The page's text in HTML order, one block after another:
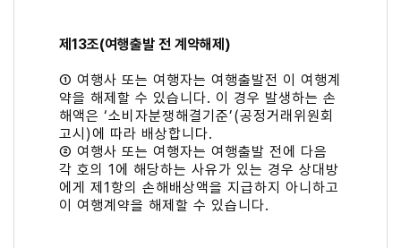
제13조(여행출발 전 계약해제)
① 여행사 또는 여행자는 여행출발전 이 여행계
약을 해제할 수 있습니다. 이 경우 발생하는 손
해액은 ‘소비자분쟁해결기준’(공정거래위원회
고시)에 따라 배상합니다.
② 여행사 또는 여행자는 여행출발 전에 다음
각 호의 1에 해당하는 사유가 있는 경우 상대방
에게 제1항의 손해배상액을 지급하지 아니하고
이 여행계약을 해제할 수 있습니다.